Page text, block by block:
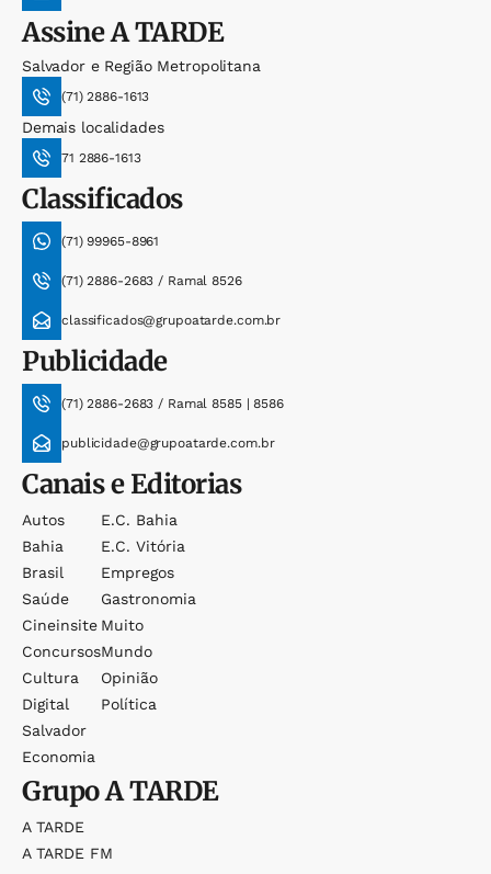
AssineA TARDE
Salvador e Região Metropolitana
(71) 2886-1613
Demais localidades
71 2886-1613
Classificados
(71) 99965-8961
(71) 2886-2683 / Ramal 8526
classificados@grupoatarde.com.br
Publicidade
(71) 2886-2683 / Ramal 8585 | 8586
publicidade@grupoatarde.com.br
Canais e Editorias
Autos
Bahia
Brasil
Saúde
Cineinsite
Concursos
Cultura
Digital
Salvador
Economia
E.c. Bahia
E.c. Vitória
Empregos
Gastronomia
Muito
Mundo
Opinião
Política
GrupoA TARDE
A TARDE
A TARDE FM